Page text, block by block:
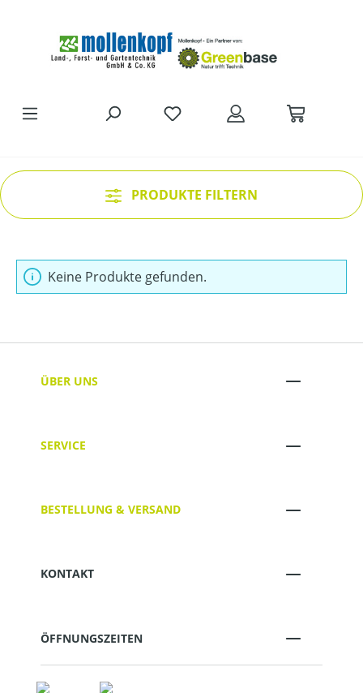
DU HAST 0 PRODUKTE AUF
PRODUKTE FILTERN
Keine Produkte gefunden.
ÜBER UNS
SERVICE
BESTELLUNG & VERSAND
KONTAKT
ÖFFNUNGSZEITEN